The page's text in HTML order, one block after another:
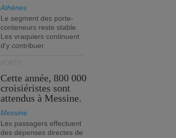
Athènes
Le segment des porte-
conteneurs reste stable.
Les vraquiers continuent
d'y contribuer.
Cette année, 800 000
croisiéristes sont
attendus à Messine.
Messine
Les passagers effectuent
des dépenses directes de